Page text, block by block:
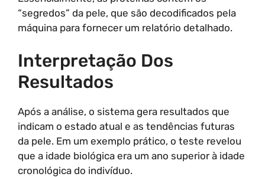
“segredos” da pele, que são decodificados pela
máquina para fornecer um relatório detalhado.
Interpretação Dos
Resultados
Após a análise, o sistema gera resultados que
indicam o estado atual e as tendências futuras
da pele. Em um exemplo prático, o teste revelou
que a idade biológica era um ano superior à idade
cronológica do indivíduo.